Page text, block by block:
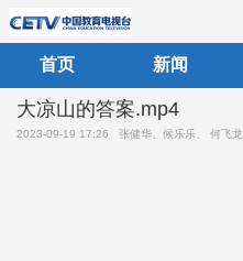
首页 新闻
大凉山的答案.mp4
2023-09-19 17:26 张健华、候乐乐、 何飞龙